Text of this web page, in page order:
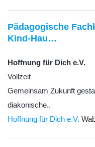
Pädagogische
Kind-Hau…
Hoffnung für Dich e.V.
Vollzeit
Gemeinsam Zukunft
diakonische..
Hoffnung für Dich e.V.